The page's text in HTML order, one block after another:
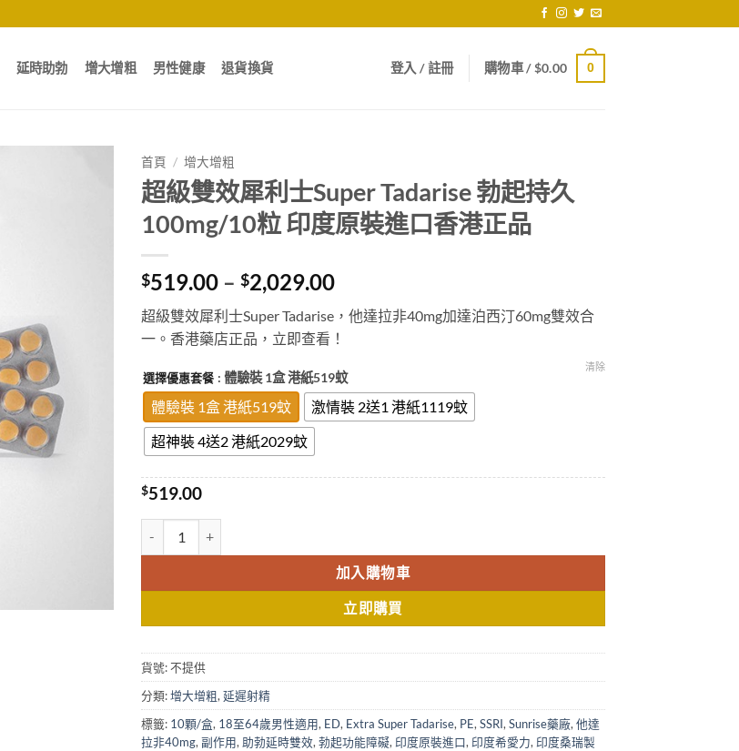
延時助勃 增大增粗 男性健康 退貨換貨 登入 / 註冊 購物車 /$0.00 0
首頁 / 增大增粗
超級雙效犀利士Super Tadarise 勃起持久
100mg/10粒 印度原裝進口香港正品
$519.00 – $2,029.00Price
range:
$519.00
through
$2,029.00
超級雙效犀利士Super Tadarise，他達拉非40mg加達泊西汀60mg雙效合
一。香港藥店正品，立即查看！
選擇優惠套餐 : 體驗裝 1盒 港紙519蚊
體驗裝 1盒 港紙519蚊
激情裝 2送1 港紙1119蚊
超神裝 4送2 港紙2029蚊
清除
$519.00
加入購物車
立即購買
貨號:不提供
分類:增大增粗, 延遲射精
標籤: 10顆/盒, 18至64歲男性適用, ED, Extra Super Tadarise, PE, SSRI, Sunrise藥廠, 他達
拉非40mg, 副作用, 助勃延時雙效, 勃起功能障礙, 印度原裝進口, 印度希愛力, 印度桑瑞製